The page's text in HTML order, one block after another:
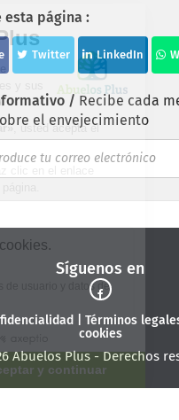
esta página :
Twitter LinkedIn
/ Recibe cada
el envejecimiento
Síguenos en
Términos
cookies
Abuelos Plus - Derechos